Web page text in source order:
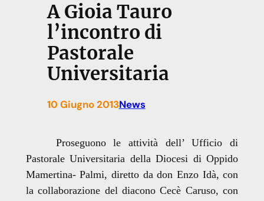
A Gioia Tauro
l’incontro di
Pastorale
Universitaria
10 Giugno 2013News
Proseguono le attività dell’ Ufficio di
Pastorale Universitaria della Diocesi di Oppido
Mamertina- Palmi, diretto da don Enzo Idà, con
la collaborazione del diacono Cecè Caruso, con